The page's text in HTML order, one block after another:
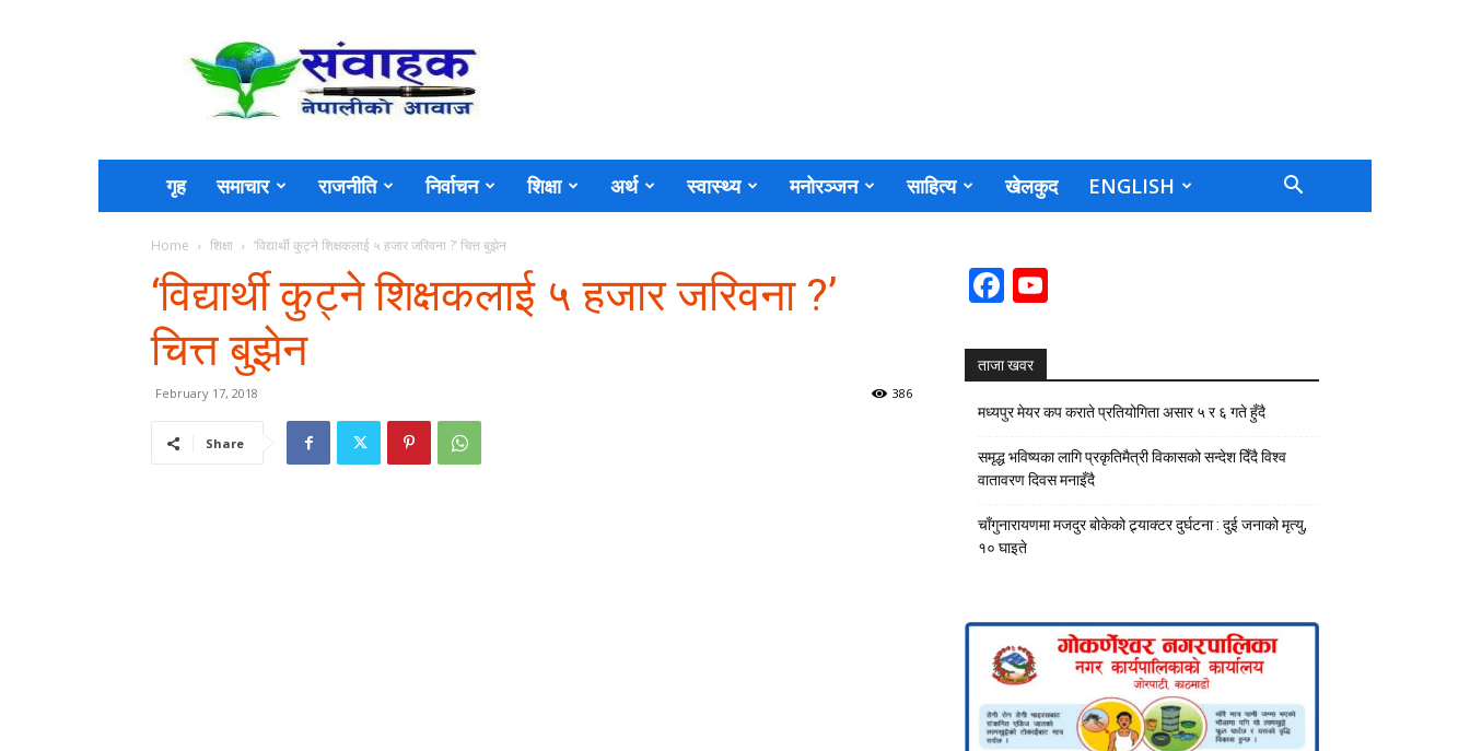
Sambahak
गृह समाचार राजनीति निर्वाचन शिक्षा अर्थ स्वास्थ्य मनोरञ्जन साहित्य खेलकुद ENGLISH
Home शिक्षा ‘विद्यार्थी कुट्ने शिक्षकलाई ५ हजार जरिवना ?’ चित्त बुझेन
‘विद्यार्थी कुट्ने शिक्षकलाई ५ हजार जरिवना ?’
चित्त बुझेन
February 17, 2018 386
Share
Facebook
ताजा खवर
मध्यपुर मेयर कप कराते प्रतियोगिता असार ५ र ६ गते हुँदै
समृद्ध भविष्यका लागि प्रकृतिमैत्री विकासको सन्देश दिँदै विश्व
वातावरण दिवस मनाइँदै
चाँगुनारायणमा मजदुर बोकेको ट्र्याक्टर दुर्घटना : दुई जनाको मृत्यु,
१० घाइते